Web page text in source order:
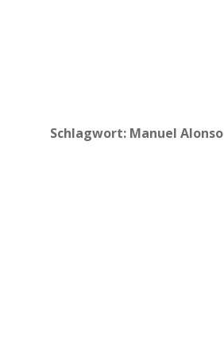
Schlagwort: Manuel Alonso